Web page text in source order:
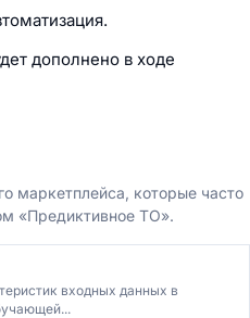
дополнено в ходе
маркетплейса, которые часто
«Предиктивное ТО».
входных данных в